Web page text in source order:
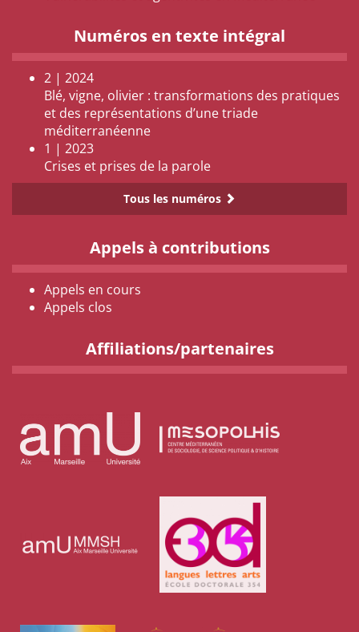
Numéros en texte intégral
2 | 2024
Blé, vigne, olivier : transformations des pratiques
et des représentations d’une triade
méditerranéenne
1 | 2023
Crises et prises de la parole
Tous les numéros
Appels à contributions
Appels en cours
Appels clos
Affiliations/partenaires